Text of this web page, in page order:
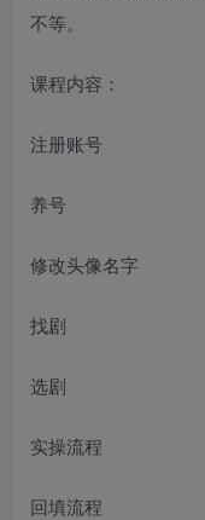
不等。
课程内容：
注册账号
养号
修改头像名字
找剧
选剧
实操流程
回填流程